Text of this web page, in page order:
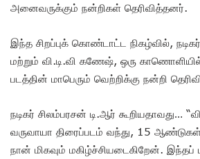
அனைவருக்கும் நன்றிகள் தெரிவித்தனர்.
இந்த சிறப்புக் கொண்டாட்ட நிகழ்வில்,
மற்றும் வி.டி.வி கணேஷ், ஒரு
படத்தின் மாபெரும் வெற்றிக்கு நன்றி
நடிகர் சிலம்பரசன் டி.ஆர் கூறியதாவது…
வருவாயா திரைப்படம் வந்து, 15
நான் மிகவும் மகிழ்ச்சியடைகிறேன்.